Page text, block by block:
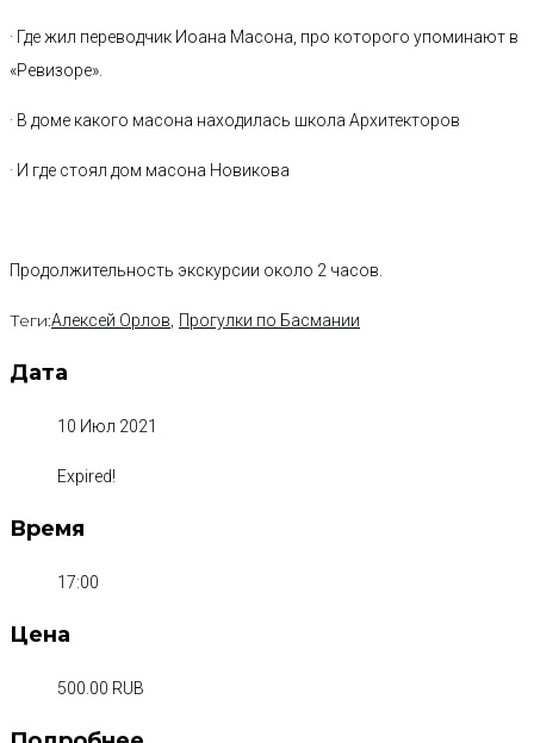
· Где жил переводчик Иоана Масона, про которого упоминают в
«Ревизоре».
· В доме какого масона находилась школа Архитекторов
· И где стоял дом масона Новикова
Продолжительность экскурсии около 2 часов.
Теги:Алексей Орлов, Прогулки по Басмании
Дата
10 Июл 2021
Expired!
Время
17:00
Цена
500.00 RUB